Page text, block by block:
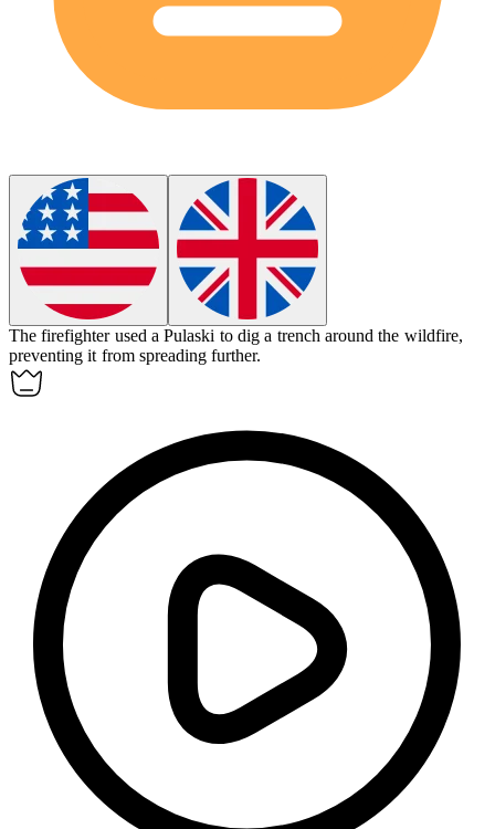
The firefighter used aPulaski to dig a trench around the wildfire,
preventing it from spreading further.